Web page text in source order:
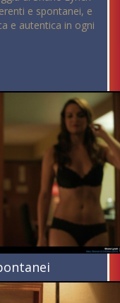
e spontanei, e
e autentica in ogni